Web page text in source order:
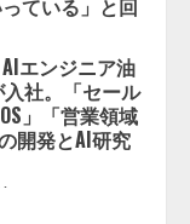
向けて
JSC.」と業